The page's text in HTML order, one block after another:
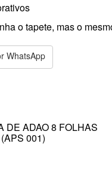
o tapete, mas o
WhatsApp